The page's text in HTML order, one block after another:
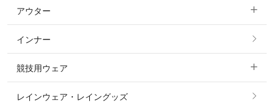
フルグリップ・尻革 キュロット
ニーグリップ・膝革 キュロット
すべてのトップス
ポロシャツ
カットソー・Tシャツ・タンクトップ
アウター
すべてのアウター
コート
ジャケット・ブルゾン
インナー
競技用ウェア
すべての競技用ウェア
レインウェア・レイングッズ